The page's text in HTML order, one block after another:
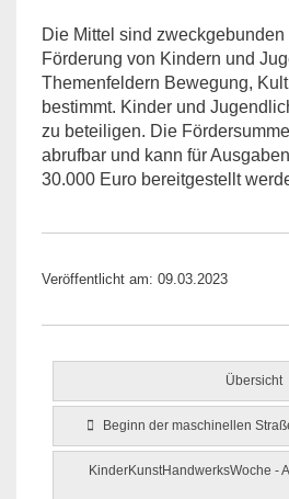
Die Mittel sind zweckgebunden
Förderung von Kindern und
Themenfeldern Bewegung,
bestimmt. Kinder und
zu beteiligen. Die
abrufbar und kann für
30.000 Euro bereitgestellt
Veröffentlicht am: 09.03.2023
Übersicht
Beginn der maschinellen
KinderKunstHandwerksWoche -